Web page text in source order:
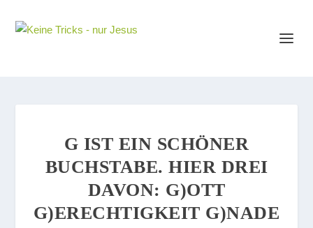
G IST EIN SCHÖNER
BUCHSTABE. HIER DREI
DAVON: G)OTT
G)ERECHTIGKEIT G)NADE